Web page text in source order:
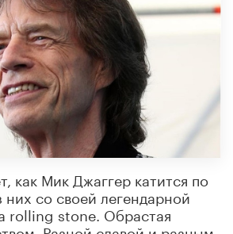
как Мик Джаггер катится по
них со своей легендарной
rolling stone. Обрастая